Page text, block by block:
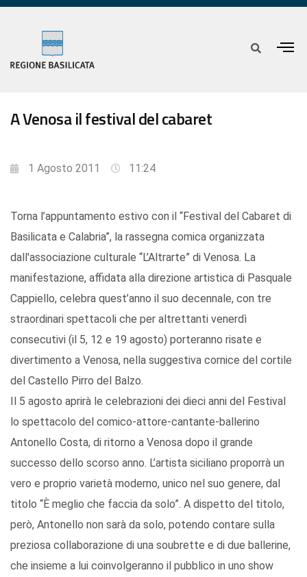
A Venosa il festival del cabaret
1 Agosto 2011 11:24
Torna l’appuntamento estivo con il “Festival del Cabaret di
Basilicata e Calabria”, la rassegna comica organizzata
dall'associazione culturale “L’Altrarte” di Venosa. La
manifestazione, affidata alla direzione artistica di Pasquale
Cappiello, celebra quest’anno il suo decennale, con tre
straordinari spettacoli che per altrettanti venerdì
consecutivi (il 5, 12 e 19 agosto) porteranno risate e
divertimento a Venosa, nella suggestiva cornice del cortile
del Castello Pirro del Balzo.
Il 5 agosto aprirà le celebrazioni dei dieci anni del Festival
lo spettacolo del comico-attore-cantante-ballerino
Antonello Costa, di ritorno a Venosa dopo il grande
successo dello scorso anno. L’artista siciliano proporrà un
vero e proprio varietà moderno, unico nel suo genere, dal
titolo “È meglio che faccia da solo”. A dispetto del titolo,
però, Antonello non sarà da solo, potendo contare sulla
preziosa collaborazione di una soubrette e di due ballerine,
che insieme a lui coinvolgeranno il pubblico in uno show